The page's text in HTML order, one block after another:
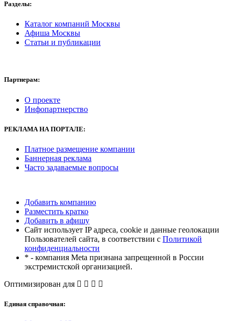
Разделы:
Каталог компаний Москвы
Афиша Москвы
Статьи и публикации
Партнерам:
О проекте
Инфопартнерство
РЕКЛАМА НА ПОРТАЛЕ:
Платное размещение компании
Баннерная реклама
Часто задаваемые вопросы
Добавить компанию
Разместить кратко
Добавить в афишу
Сайт использует IP адреса, cookie и данные геолокации
Пользователей сайта, в соответствии с Политикой
конфиденциальности
* - компания Meta признана запрещенной в России
экстремистской организацией.
Оптимизирован для
Единая справочная: